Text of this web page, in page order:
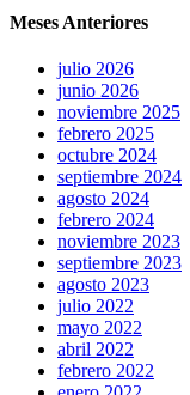
Meses Anteriores
julio 2026
junio 2026
noviembre 2025
febrero 2025
octubre 2024
septiembre 2024
agosto 2024
febrero 2024
noviembre 2023
septiembre 2023
agosto 2023
julio 2022
mayo 2022
abril 2022
febrero 2022